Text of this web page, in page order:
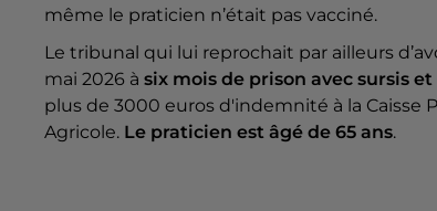
même le praticien n’était pas vacciné.
Le tribunal qui lui reprochait par ailleurs
mai 2026 à six mois de prison avec sursis
plus de 3000 euros d'indemnité à la Caisse
Agricole. Le praticien est âgé de 65 ans.